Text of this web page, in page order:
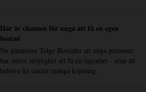
Här är chansen för unga att få en egen
bostad
Nu påminner Telge Bostäder att unga personer
har större möjlighet att få en lägenhet - utan att
behöva ha samlat många köpoäng.